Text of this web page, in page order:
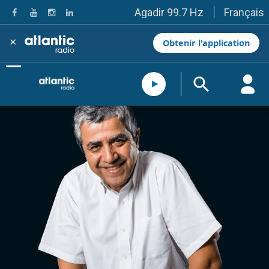
Agadir 99.7 Hz
Tanger 103.3 Hz
Tétouan 87.8 Hz
Fès 98.8 Hz
Meknès 97.2 Hz
El Jadida 97.3
Settat 104,6
Taounate 95.6
Tiznit 103.1
SkhourRhamna 92.2
Taroudant 104.9
Guelmim 91.9
Tan-Tan 95.2
Tafraout 104.9
Casablanca 92.5 Hz
Rabat, Salé 106.9 Hz
Marrakech 90.5 Hz
Français
× Obtenir l'application